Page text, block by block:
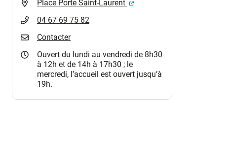
Place Porte Saint-Laurent
(ouverture dans un nouvel
04 67 69 75 82
Contacter
Ouvert du lundi au vendredi de 8h30
à 12h et de 14h à 17h30 ; le
mercredi, l’accueil est ouvert jusqu’à
19h.